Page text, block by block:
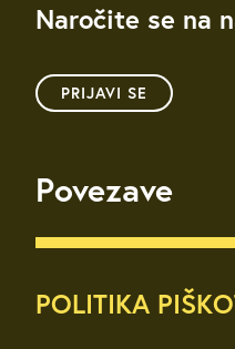
Naročite se na
PRIJAVI SE
Povezave
POLITIKA